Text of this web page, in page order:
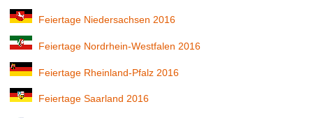
Feiertage Niedersachsen 2016
Feiertage Nordrhein-Westfalen 2016
Feiertage Rheinland-Pfalz 2016
Feiertage Saarland 2016